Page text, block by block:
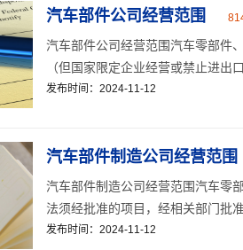
汽车部件公司经营范围
汽车部件公司经营范围汽车零部件
（但国家限定企业经营或禁止进
发布时间：2024-11-12
汽车部件制造公司经营范围
汽车部件制造公司经营范围汽车零
法须经批准的项目，经相关部门批
发布时间：2024-11-12